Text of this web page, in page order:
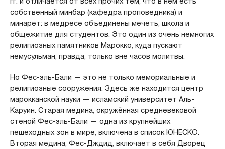
собственный минбар (кафедра проповедника) и
минарет: в медресе объединены мечеть, школа и
общежитие для студентов. Это один из очень немногих
религиозных памятников Марокко, куда пускают
немусульман, правда, только вне часов молитвы.
Но Фес-эль-Бали — это не только мемориальные и
религиозные сооружения. Здесь же находится центр
марокканской науки — исламский университет Аль-
Каруин. Старая медина, окружённая средневековой
стеной Фес-эль-Бали — одна из крупнейших
пешеходных зон в мире, включена в список ЮНЕСКО.
Вторая медина, Фес-Дждид, включает в себя Дворец